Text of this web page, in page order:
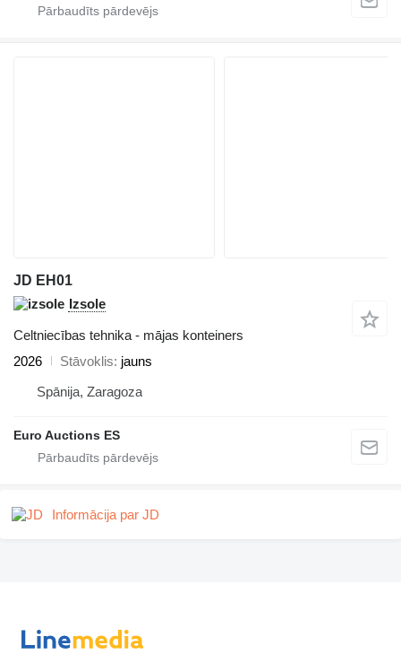
JD EH01
Izsole
Celtniecības tehnika - mājas konteiners
2026
Stāvoklis jauns
Spānija, Zaragoza
Euro Auctions ES
Informācija par JD